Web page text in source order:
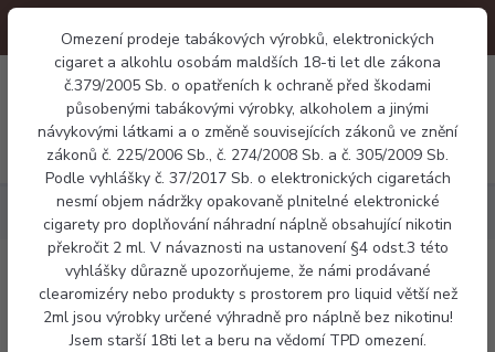
Omezení prodeje tabákových výrobků, elektronických
cigaret a alkohlu osobám maldších 18-ti let dle zákona
č.379/2005 Sb. o opatřeních k ochraně před škodami
působenými tabákovými výrobky, alkoholem a jinými
návykovými látkami a o změně souvisejících zákonů ve znění
zákonů č. 225/2006 Sb., č. 274/2008 Sb. a č. 305/2009 Sb.
Podle vyhlášky č. 37/2017 Sb. o elektronických cigaretách
nesmí objem nádržky opakovaně plnitelné elektronické
cigarety pro doplňování náhradní náplně obsahující nikotin
překročit 2 ml. V návaznosti na ustanovení §4 odst.3 této
vyhlášky důrazně upozorňujeme, že námi prodávané
clearomizéry nebo produkty s prostorem pro liquid větší než
2ml jsou výrobky určené výhradně pro náplně bez nikotinu!
Jsem starší 18ti let a beru na vědomí TPD omezení.
Menu
0 Kč
Elektronické cigarety Pod systémy Smoktech MAVIC Pro RF
Smoktech MAVIC Pro RF